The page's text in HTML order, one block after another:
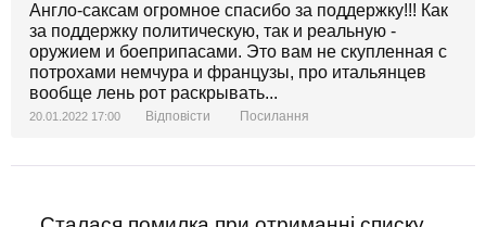
Англо-саксам огромное спасибо за поддержку!!! Как
за поддержку политическую, так и реальную -
оружием и боеприпасами. Это вам не скупленная с
потрохами немчура и французы, про итальянцев
вообще лень рот раскрывать...
20.01.2022 17:00 Відповісти Посилання